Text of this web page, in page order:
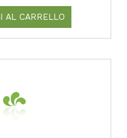
AL CARRELLO